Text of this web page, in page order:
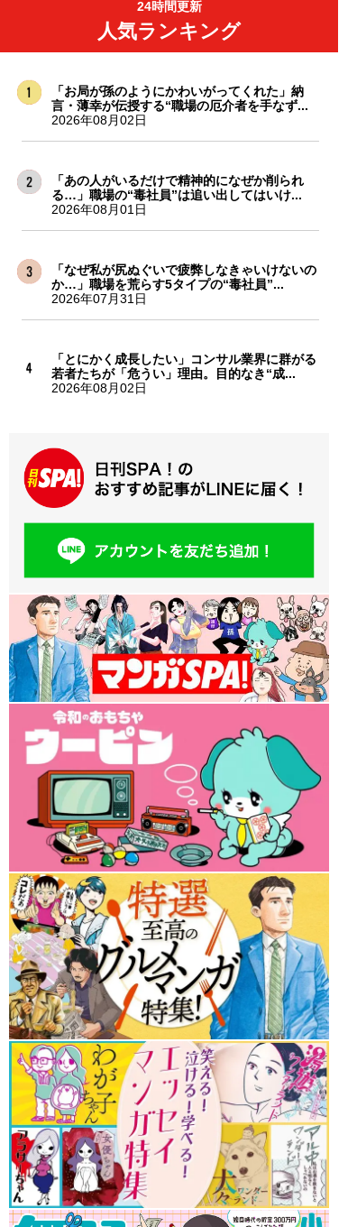
24時間更新
人気ランキング
「お局が孫のようにかわいがってくれた」納
言・薄幸が伝授する“職場の厄介者を手なず...
2026年08月02日
「あの人がいるだけで精神的になぜか削られ
る…」職場の“毒社員”は追い出してはいけ...
2026年08月01日
「なぜ私が尻ぬぐいで疲弊しなきゃいけないの
か…」職場を荒らす5タイプの“毒社員”...
2026年07月31日
「とにかく成長したい」コンサル業界に群がる
若者たちが「危うい」理由。目的なき“成...
2026年08月02日